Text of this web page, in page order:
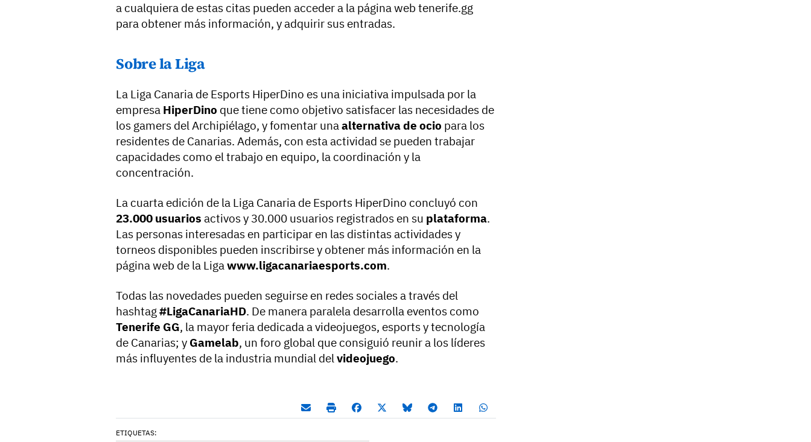
a cualquiera de estas citas pueden acceder a la página web tenerife.gg
para obtener más información, y adquirir sus entradas.
Sobre la Liga
La Liga Canaria de Esports HiperDino es una iniciativa impulsada por la
empresa HiperDino que tiene como objetivo satisfacer las necesidades de
los gamers del Archipiélago, y fomentar unaalternativa de ocio para los
residentes de Canarias. Además, con esta actividad se pueden trabajar
capacidades como el trabajo en equipo, la coordinación y la
concentración.
La cuarta edición de la Liga Canaria de Esports HiperDino concluyó con
23.000 usuarios activos y 30.000 usuarios registrados en su plataforma.
Las personas interesadas en participar en las distintas actividades y
torneos disponibles pueden inscribirse y obtener más información en la
página web de la Ligawww.ligacanariaesports.com.
Todas las novedades pueden seguirse en redes sociales a través del
hashtag#LigaCanariaHD. De manera paralela desarrolla eventos como
Tenerife GG, la mayor feria dedicada a videojuegos, esports y tecnología
de Canarias; y Gamelab, un foro global que consiguió reunir a los líderes
más influyentes de la industria mundial delvideojuego.
ETIQUETAS: